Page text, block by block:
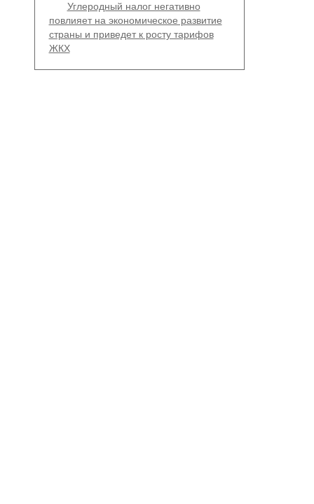
Углеродный налог негативно
повлияет на экономическое развитие
страны и приведет к росту тарифов
ЖКХ